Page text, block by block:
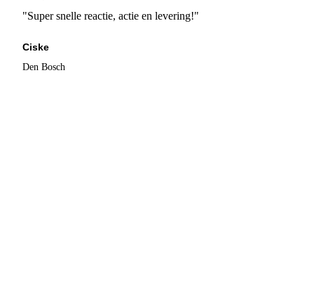
"Super snelle reactie, actie en levering!"
Ciske
Den Bosch